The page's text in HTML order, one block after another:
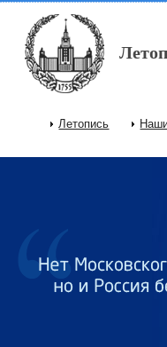
Перейти к основному
Главное меню
Летопись